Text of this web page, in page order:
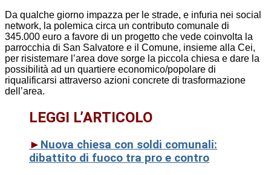
Da qualche giorno impazza per le strade, e infuria nei social
network, la polemica circa un contributo comunale di
345.000 euro a favore di un progetto che vede coinvolta la
parrocchia di San Salvatore e il Comune, insieme alla Cei,
per risistemare l’area dove sorge la piccola chiesa e dare la
possibilità ad un quartiere economico/popolare di
riqualificarsi attraverso azioni concrete di trasformazione
dell’area.
LEGGI L’ARTICOLO
► Nuova chiesa con soldi comunali:
dibattito di fuoco tra pro e contro